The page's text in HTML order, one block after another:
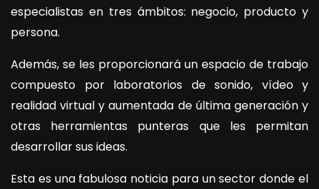
especialistas en tres ámbitos: negocio, producto y
persona.
Además, se les proporcionará un espacio de trabajo
compuesto por laboratorios de sonido, vídeo y
realidad virtual y aumentada de última generación y
otras herramientas punteras que les permitan
desarrollar sus ideas.
Esta es una fabulosa noticia para un sector donde el